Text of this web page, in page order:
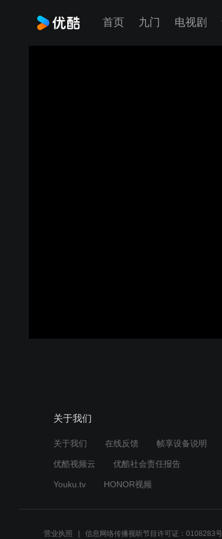
首页 九门 电视剧
关于我们
关于我们 在线反馈 帧享设备说明
优酷视频云 优酷社会责任报告
Youku.tv HONOR视频
营业执照 信息网络传播视听节目许可证：0108283号